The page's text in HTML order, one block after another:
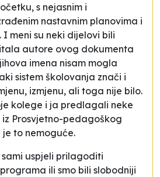
s nejasnim i
nastavnim planovima i
I meni su neki dijelovi bili
autore ovog dokumenta
imena nisam mogla
sistem školovanja znači i
izmjenu, ali toga nije bilo.
kolege i ja predlagali neke
Prosvjetno-pedagoškog
to nemoguće.
uspjeli prilagoditi
ili smo bili slobodniji